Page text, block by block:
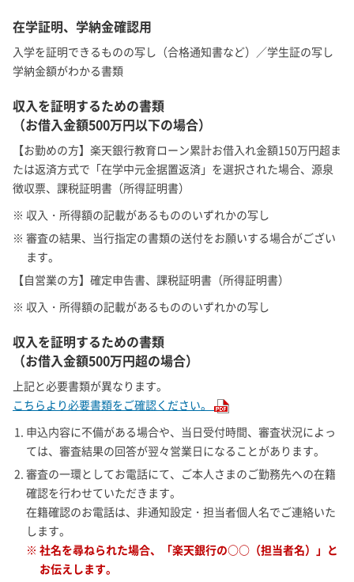
在学証明、学納金確認用
入学を証明できるものの写し（合格通知書など）／学生証の写し
学納金額がわかる書類
収入を証明するための書類
（お借入金額500万円以下の場合）
【お勤めの方】楽天銀行教育ローン累計お借入れ金額150万円超ま
たは返済方式で「在学中元金据置返済」を選択された場合、源泉
徴収票、課税証明書（所得証明書）
※ 収入・所得額の記載があるもののいずれかの写し
※ 審査の結果、当行指定の書類の送付をお願いする場合がござい
ます。
【自営業の方】確定申告書、課税証明書（所得証明書）
※ 収入・所得額の記載があるもののいずれかの写し
収入を証明するための書類
（お借入金額500万円超の場合）
上記と必要書類が異なります。
こちらより必要書類をご確認ください。
1. 申込内容に不備がある場合や、当日受付時間、審査状況によっ
ては、審査結果の回答が翌々営業日になることがあります。
2. 審査の一環としてお電話にて、ご本人さまのご勤務先への在籍
確認を行わせていただきます。
在籍確認のお電話は、非通知設定・担当者個人名でご連絡いた
します。
※ 社名を尋ねられた場合、「楽天銀行の○○（担当者名）」と
お伝えします。